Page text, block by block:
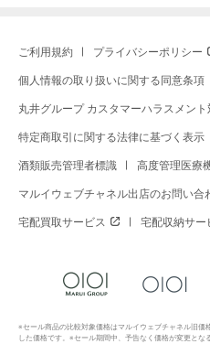
ご利用規約 プライバシーポリシー
個人情報の取り扱いに関する同意条項
丸井グループ カスタマーハラスメン
特定商取引に関する法律に基づく表示
酒類販売管理者標識 高度管理医療
マルイウェブチャネル出店のお問い合
宅配買取サービス 宅配収納サー
※セール商品の比較対象価格はマルイウェブチャネル旧
した価格です。※セール期間中、予告なく価格が変更と